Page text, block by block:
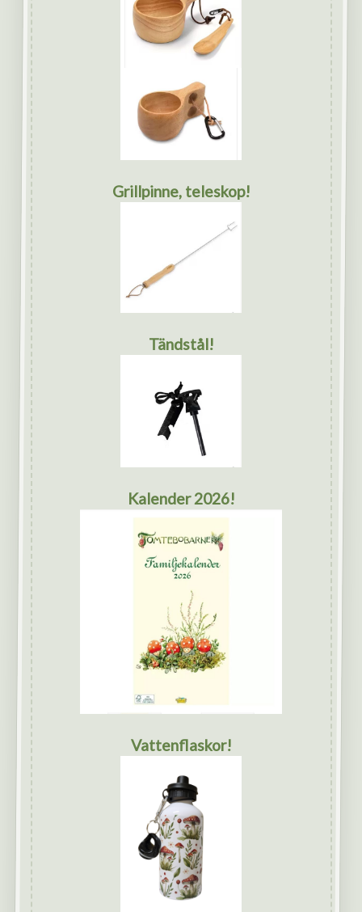
Grillpinne, teleskop!
Tändstål!
Kalender 2026!
Vattenflaskor!